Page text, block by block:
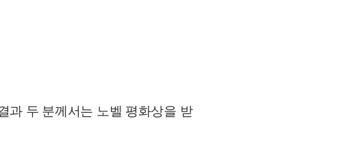
과 두 분께서는 노벨 평화상을 받